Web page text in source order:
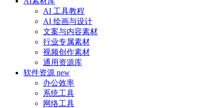
AI 工具教程
AI 绘画与设计
文案与内容素材
行业专属素材
视频创作素材
通用资源库
软件资源 new
办公效率
系统工具
网络工具